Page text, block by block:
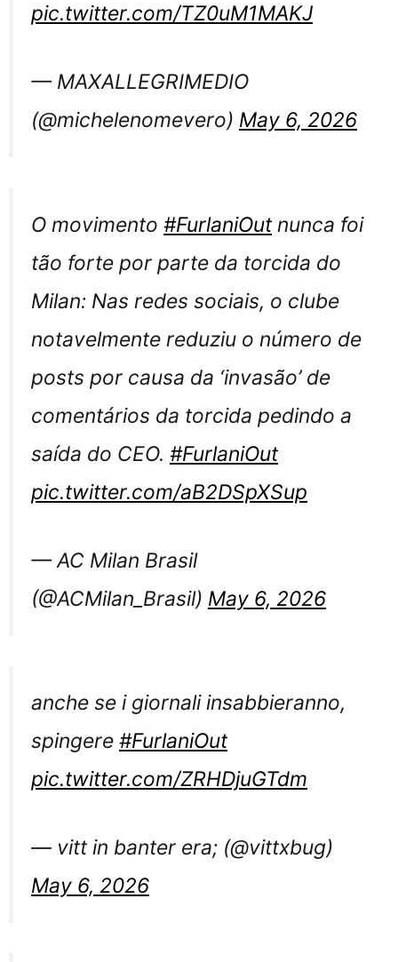
pic.twitter.com/TZ0uM1MAKJ
— MAXALLEGRIMEDIO
(@michelenomevero) May 6, 2026
O movimento #FurlaniOut nunca foi
tão forte por parte da torcida do
Milan: Nas redes sociais, o clube
notavelmente reduziu o número de
posts por causa da ‘invasão’ de
comentários da torcida pedindo a
saída do CEO. #FurlaniOut
pic.twitter.com/aB2DSpXSup
— AC Milan Brasil
(@ACMilan_Brasil) May 6, 2026
anche se i giornali insabbieranno,
spingere #FurlaniOut
pic.twitter.com/ZRHDjuGTdm
— vitt in banter era; (@vittxbug)
May 6, 2026